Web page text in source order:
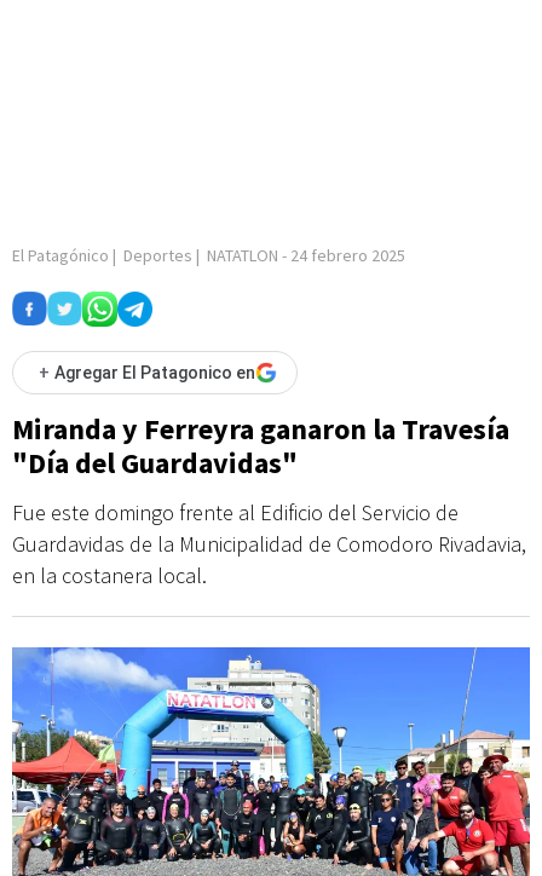
El Patagónico | Deportes | NATATLON - 24 febrero 2025
+ Agregar El Patagonico en
Miranda y Ferreyra ganaron la Travesía
"Día del Guardavidas"
Fue este domingo frente al Edificio del Servicio de
Guardavidas de la Municipalidad de Comodoro Rivadavia,
en la costanera local.